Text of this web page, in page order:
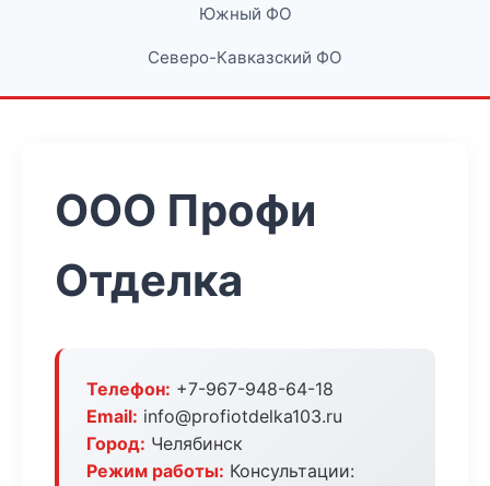
Южный ФО
Северо-Кавказский ФО
ООО Профи
Отделка
Телефон: +7-967-948-64-18
Email: info@profiotdelka103.ru
Город: Челябинск
Режим работы: Консультации: